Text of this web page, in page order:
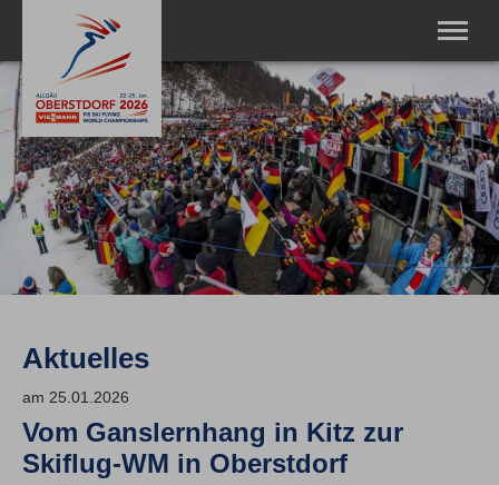
VIESSMANN FIS Ski Flying World Championships 2026
Oberstdorf/Allgäu
News
Media/Presse
Service
Bildergalerie
Oberstdorf
75 Jahre Skifliegen
Aktuelles
am 25.01.2026
Vom Ganslernhang in Kitz zur
Skiflug-WM in Oberstdorf